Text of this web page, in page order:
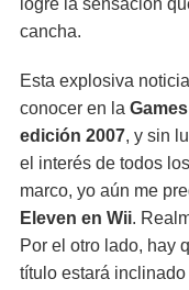
logre la sensación
cancha.
Esta explosiva
conocer en la
edición 2007, y sin
el interés de todos
marco, yo aún me
Eleven en Wii.
Por el otro lado, hay
título estará